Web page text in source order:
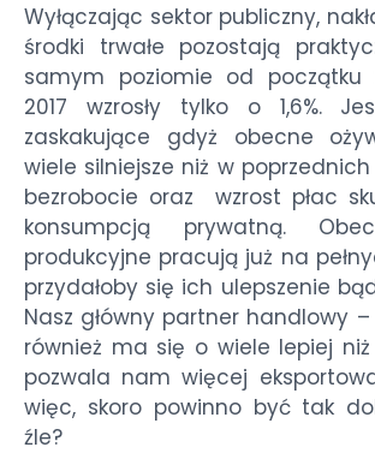
Wyłączając sektor publiczny,
środki trwałe pozostają
samym poziomie od początku
2017 wzrosły tylko o 1,6%.
zaskakujące gdyż obecne
wiele silniejsze niż w
bezrobocie oraz wzrost płac
konsumpcją prywatną.
produkcyjne pracują już na
przydałoby się ich ulepszenie
Nasz główny partner handlowy
również ma się o wiele lepiej
pozwala nam więcej
więc, skoro powinno być tak
źle?